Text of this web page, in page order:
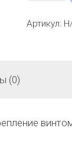
Артикул:
(0)